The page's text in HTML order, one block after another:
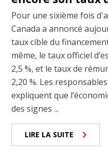
Pour une sixième fois
Canada a annoncé
taux cible du
même, le taux officiel
2,5 %, et le taux de
2,20 %. Les
expliquent que
des signes ...
LIRE LA SUITE